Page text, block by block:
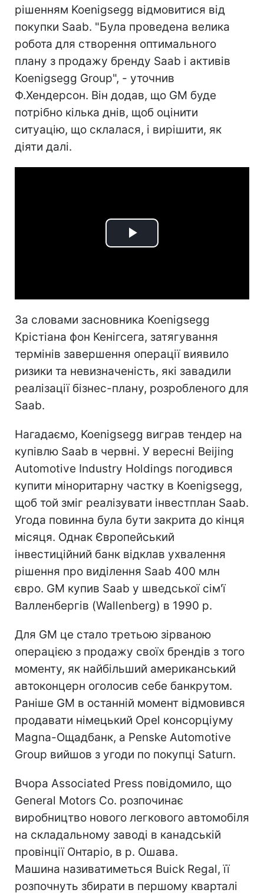
рішенням Koenigsegg відмовитися від
покупки Saab. "Була проведена велика
робота для створення оптимального
плану з продажу бренду Saab і активів
Koenigsegg Group", - уточнив
Ф.Хендерсон. Він додав, що GM буде
потрібно кілька днів, щоб оцінити
ситуацію, що склалася, і вирішити, як
діяти далі.
Play
За словами засновника Koenigsegg
Крістіана фон Кенігсега, затягування
термінів завершення операції виявило
ризики та невизначеність, які завадили
реалізації бізнес-плану, розробленого для
Saab.
Нагадаємо, Koenigsegg виграв тендер на
купівлю Saab в червні. У вересні Beijing
Automotive Industry Holdings погодився
купити міноритарну частку в Koenigsegg,
щоб той зміг реалізувати інвестплан Saab.
Угода повинна була бути закрита до кінця
місяця. Однак Європейський
інвестиційний банк відклав ухвалення
рішення про виділення Saab 400 млн
євро. GM купив Saab у шведської сім'ї
Валленбергів (Wallenberg) в 1990 р.
Для GM це стало третьою зірваною
операцією з продажу своїх брендів з того
моменту, як найбільший американський
автоконцерн оголосив себе банкрутом.
Раніше GM в останній момент відмовився
продавати німецький Opel консорціуму
Magna-Ощадбанк, а Penske Automotive
Group вийшов з угоди по покупці Saturn.
Вчора Associated Press повідомило, що
General Motors Co. розпочинає
виробництво нового легкового автомобіля
на складальному заводі в канадській
провінції Онтаріо, в р. Ошава.
Машина називатиметься Buick Regal, її
розпочнуть збирати в першому кварталі